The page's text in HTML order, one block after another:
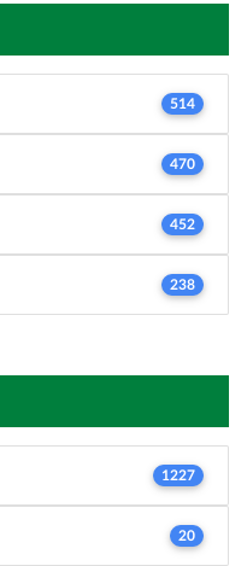
514
470
452
238
1227
20